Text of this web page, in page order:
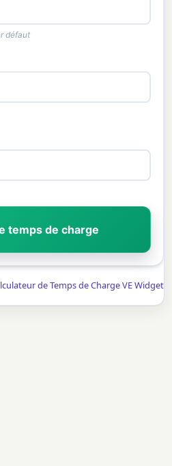
défaut
temps de charge
de Temps de Charge VE Widget